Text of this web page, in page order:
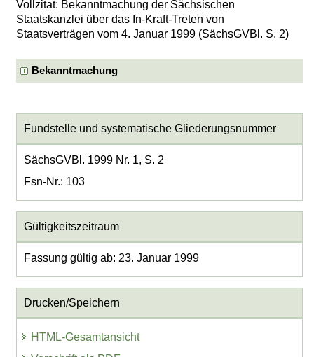
Vollzitat: Bekanntmachung der Sächsischen
Staatskanzlei über das In-Kraft-Treten von
Staatsverträgen vom 4. Januar 1999 (SächsGVBl. S. 2)
Bekanntmachung
Fundstelle und systematische Gliederungsnummer
SächsGVBl. 1999 Nr. 1, S. 2
Fsn-Nr.: 103
Gültigkeitszeitraum
Fassung gültig ab: 23. Januar 1999
Drucken/Speichern
HTML-Gesamtansicht